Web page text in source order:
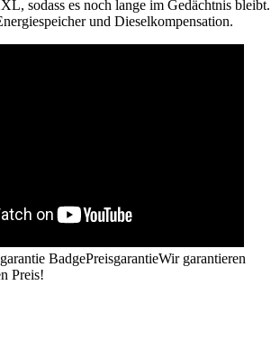
sodass es noch lange im Gedächtnis bleibt.
und Dieselkompensation.
PreisgarantieWir garantieren
Preis!